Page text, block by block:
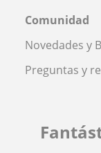
Comunidad
Novedades y
Preguntas y